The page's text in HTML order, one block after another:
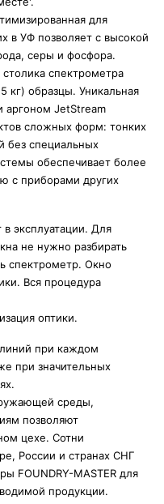
для
в УФ позволяет с высокой
серы и фосфора.
спектрометра
кг) образцы. Уникальная
аргоном JetStream
сложных форм: тонких
без специальных
обеспечивает более
с приборами других
эксплуатации. Для
не нужно разбирать
спектрометр. Окно
Вся процедура
оптики.
при каждом
при значительных
среды,
позволяют
цехе. Сотни
России и странах СНГ
FOUNDRY-MASTER для
продукции.